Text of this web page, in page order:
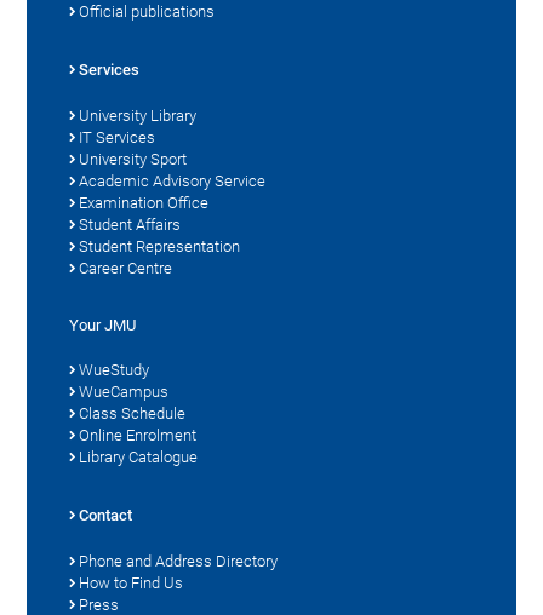
Official publications
Services
University Library
IT Services
University Sport
Academic Advisory Service
Examination Office
Student Affairs
Student Representation
Career Centre
Your JMU
WueStudy
WueCampus
Class Schedule
Online Enrolment
Library Catalogue
Contact
Phone and Address Directory
How to Find Us
Press